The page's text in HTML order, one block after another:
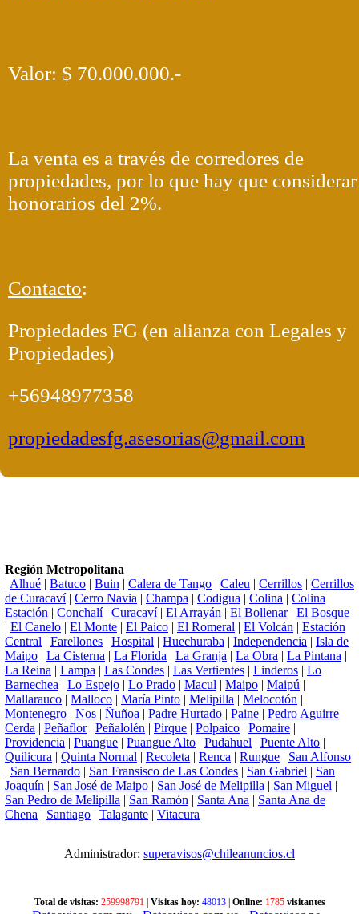
Valor: $ 70.000.000.-
La venta es a través de corredores de
propiedades, por lo que hay que considerar
honorarios del 2%.
Contacto:
Propiedades FG (en alianza con Legales y
Propiedades)
+56948977358
propiedadesfg.asesorias@gmail.com
Región Metropolitana
| Alhué | Batuco | Buin | Calera de Tango | Caleu | Cerrillos | Cerrillos
de Curacaví| Cerro Navia | Champa | Codigua | Colina | Colina
Estación | Conchalí| Curacaví| El Arrayán | El Bollenar| El Bosque
| El Canelo | El Monte | El Paico | El Romeral | El Volcán | Estación
Central | Farellones | Hospital | Huechuraba | Independencia | Isla de
Maipo | La Cisterna | La Florida | La Granja | La Obra | La Pintana |
La Reina | Lampa | Las Condes | Las Vertientes | Linderos | Lo
Barnechea | Lo Espejo | Lo Prado | Macul | Maipo | Maipú |
Mallarauco | Malloco | María Pinto | Melipilla | Melocotón |
Montenegro | Nos | Ñuñoa | Padre Hurtado | Paine | Pedro Aguirre
Cerda | Peñaflor| Peñalolén | Pirque | Polpaico | Pomaire |
Providencia | Puangue | Puangue Alto | Pudahuel | Puente Alto |
Quilicura | Quinta Normal | Recoleta | Renca | Rungue | San Alfonso
| San Bernardo | San Fransisco de Las Condes | San Gabriel | San
Joaquín | San José de Maipo | San José de Melipilla | San Miguel |
San Pedro de Melipilla | San Ramón | Santa Ana | Santa Ana de
Chena | Santiago | Talagante | Vitacura |
Administrador: superavisos@chileanuncios.cl
Total de visitas: 259998791| Visitas hoy: 48013| Online: 1785 visitantes